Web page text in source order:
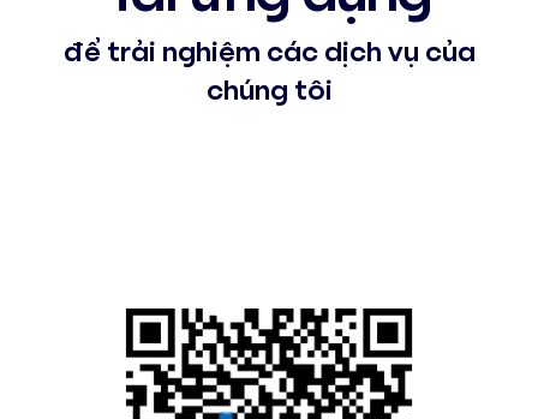
để trải nghiệm các dịch vụ của
chúng tôi